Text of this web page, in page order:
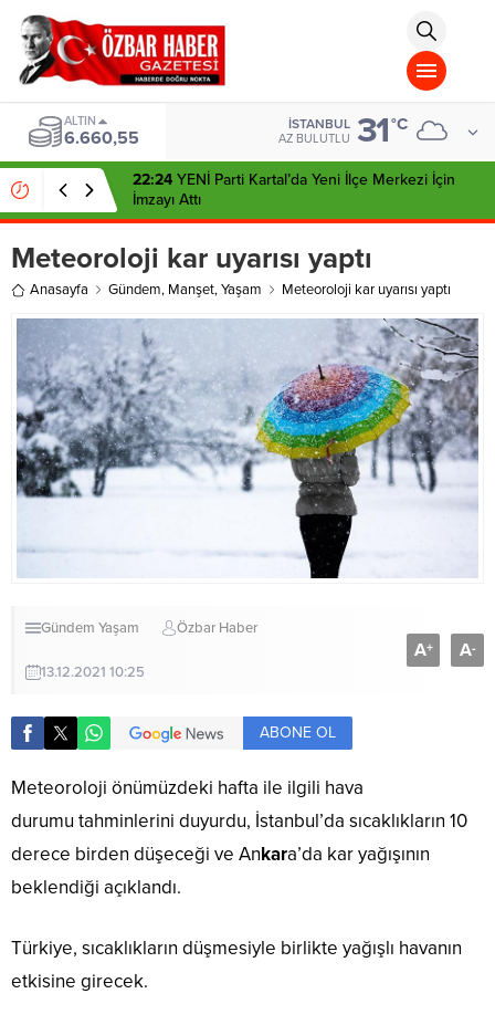
islami
chat
omegla
türk
sohbet
cinsel
sohbet
dini
chat
ALTIN
6.660,55
İSTANBUL
AZ BULUTLU 31°C
22:24 YENİ Parti Kartal’da Yeni İlçe Merkezi İçin
İmzayı Attı
Meteoroloji kar uyarısı yaptı
Anasayfa Gündem, Manşet,Yaşam Meteoroloji kar uyarısı yaptı
Gündem Yaşam Özbar Haber
13.12.2021 10:25
A+ A-
ABONE OL
Meteoroloji önümüzdeki hafta ile ilgili hava
durumu tahminlerini duyurdu, İstanbul’da sıcaklıkların 10
derece birden düşeceği ve Ankara’da kar yağışının
beklendiği açıklandı.
Türkiye, sıcaklıkların düşmesiyle birlikte yağışlı havanın
etkisine girecek.